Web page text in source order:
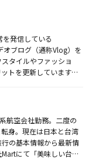
を発信している
ブログ（通称Vlog）を
タイルやファッショ
トを更新しています。
航空会社勤務。二度の
身。現在は日本と台湾
の基本情報から最新情
にて「美味しい台